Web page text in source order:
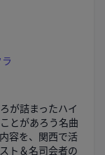
が詰まったハイ
とがあろう名曲
容を、関西で活
ト＆名司会者の